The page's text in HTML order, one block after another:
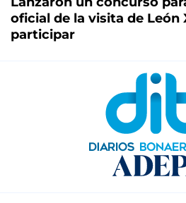
oficial de la visita de León
participar